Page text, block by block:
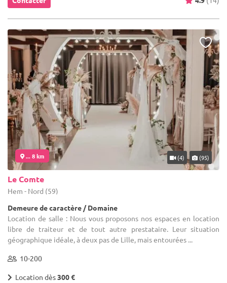
... 8 km (4) (95)
Le Comte
Hem - Nord (59)
Demeure de caractère / Domaine
Location de salle : Nous vous proposons nos espaces en location
libre de traiteur et de tout autre prestataire. Leur situation
géographique idéale, à deux pas de Lille, mais entourées ...
10-200
Location dès300 €